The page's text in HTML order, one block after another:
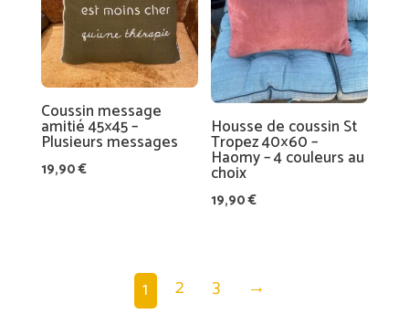
52,50 €
Coussin message
amitié 45×45 –
Plusieurs messages
19,90€
Housse de coussin St
Tropez 40×60 –
Haomy – 4 couleurs au
choix
19,90€
1 2 3 →